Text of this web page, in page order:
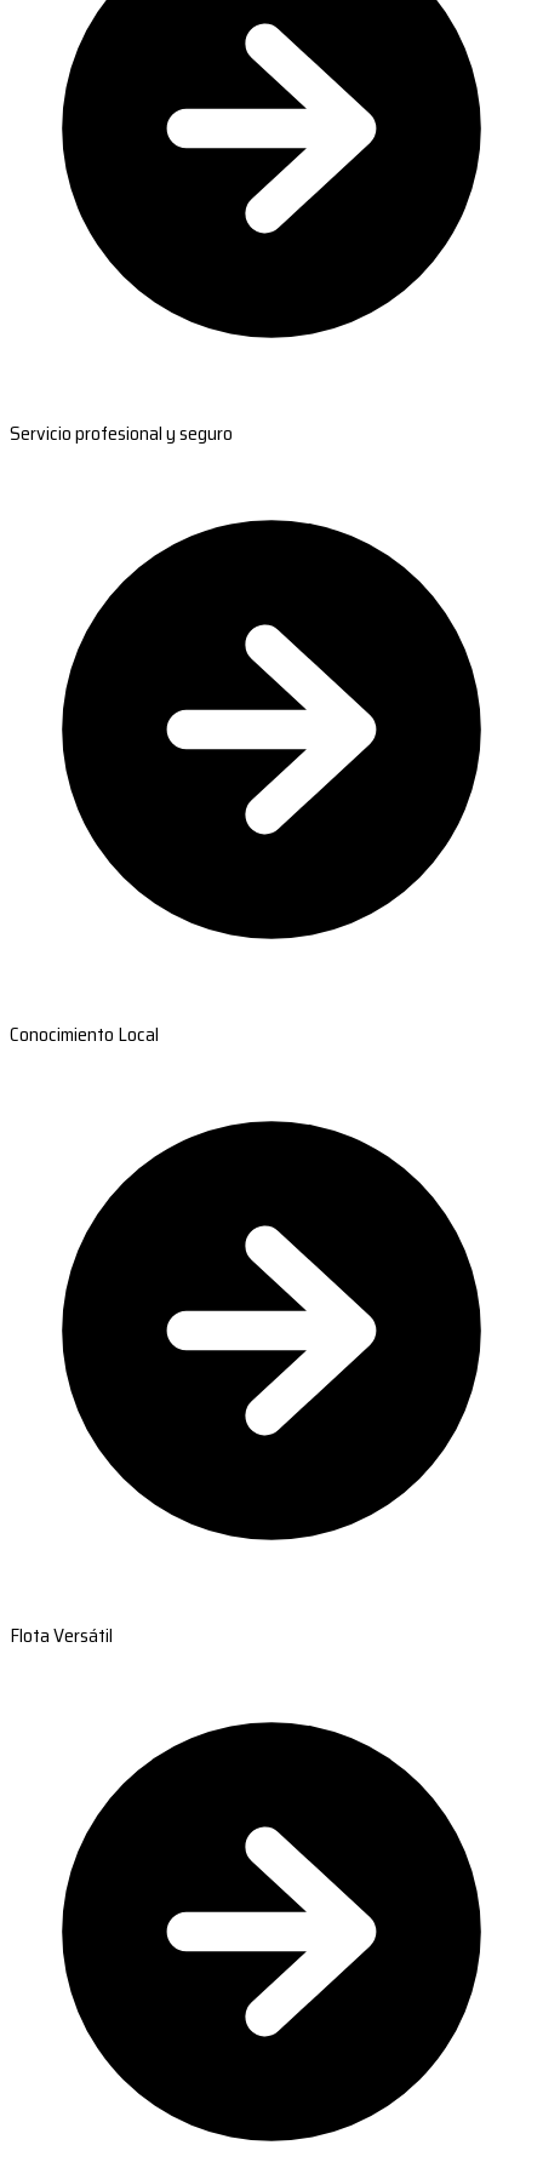
Servicio profesional y seguro
Conocimiento Local
Flota Versátil